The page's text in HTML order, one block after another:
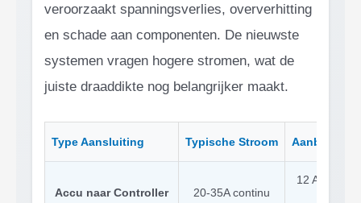
veroorzaakt spanningsverlies, oververhitting
en schade aan componenten. De nieuwste
systemen vragen hogere stromen, wat de
juiste draaddikte nog belangrijker maakt.
Type Aansluiting Typische Stroom Aanbevolen
Accu naar Controller 20-35A continu
12 AWG